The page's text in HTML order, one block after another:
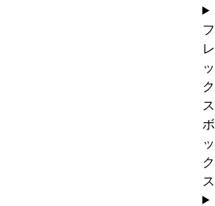
フ
レ
ッ
ク
ス
ボ
ッ
ク
ス